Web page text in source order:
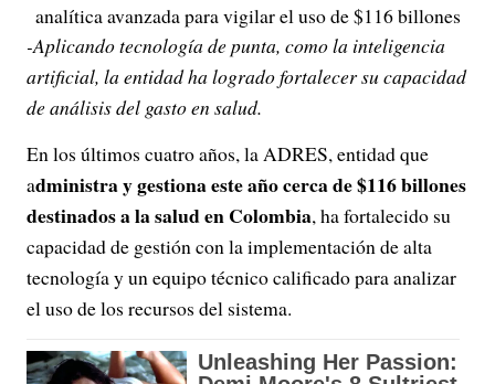
analítica avanzada para vigilar el uso de $116 billones
-Aplicando tecnología de punta, como la inteligencia
artificial, la entidad ha logrado fortalecer su capacidad
de análisis del gasto en salud.
En los últimos cuatro años, la ADRES, entidad que
administra y gestiona este año cerca de $116 billones
destinados a la salud en Colombia, ha fortalecido su
capacidad de gestión con la implementación de alta
tecnología y un equipo técnico calificado para analizar
el uso de los recursos del sistema.